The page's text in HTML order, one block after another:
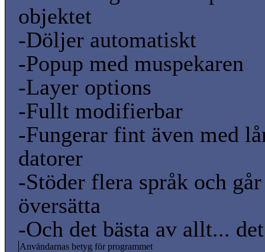
objektet
-Döljer automatiskt
-Popup med muspekaren
-Layer options
-Fullt modifierbar
-Fungerar fint även med
datorer
-Stöder flera språk och
översätta
-Och det bästa av allt...
Användarnas betyg för programmet